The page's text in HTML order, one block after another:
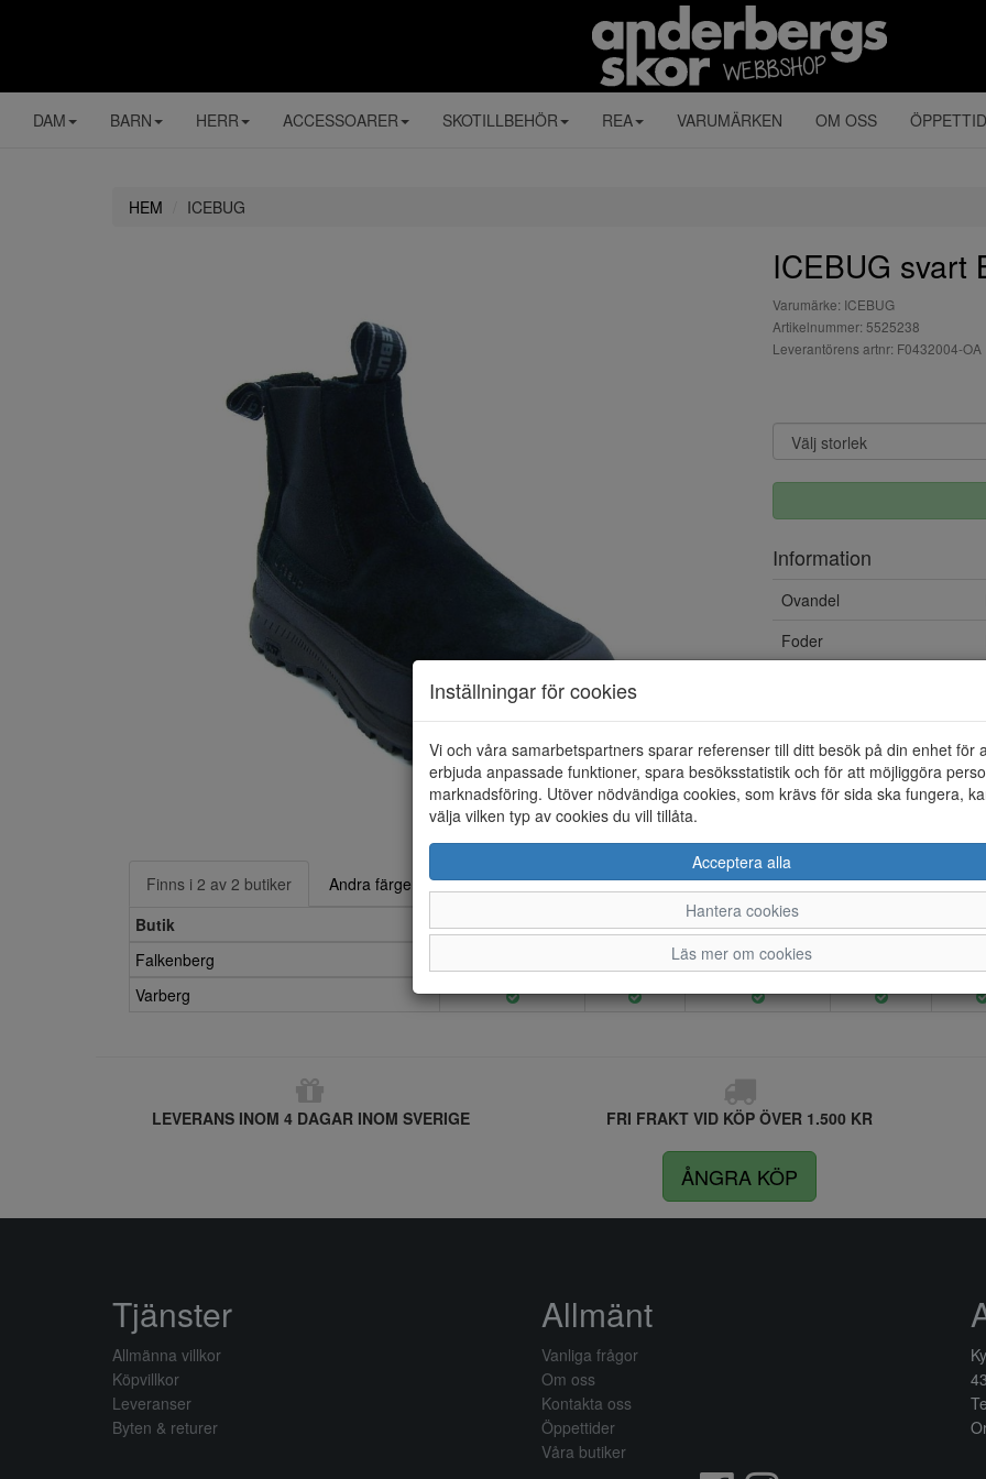
DAM BARN HERR ACCESSOARER SKOTILLBEHÖR REA VARUMÄRKEN OM OSS
HEM ICEBUG
ICEBUG svart
Varumärke: ICEBUG
Artikelnummer: 5525238
Leverantörens artnr: F0432004-OA
Information
Ovandel
Foder
Vattentät
Löstagbar innersula
Finns i 2 av 2 butiker
Andra färger
Butik
36,5 37 37,5 38
Falkenberg
Varberg
LEVERANS INOM 4 DAGAR INOM SVERIGE FRI FRAKT VID KÖP ÖVER 1.500 KR
ÅNGRA KÖP
Inställningar för cookies
Vi och våra samarbetspartners sparar referenser till ditt besök på din enhet för
erbjuda anpassade funktioner, spara besöksstatistik och för att möjliggöra
marknadsföring. Utöver nödvändiga cookies, som krävs för sida ska fungera,
välja vilken typ av cookies du vill tillåta.
Acceptera alla
Hantera cookies
Läs mer om cookies
Tjänster
Allmänna villkor
Köpvillkor
Leveranser
Byten & returer
Allmänt
Vanliga frågor
Om oss
Kontakta oss
Öppettider
Våra butiker